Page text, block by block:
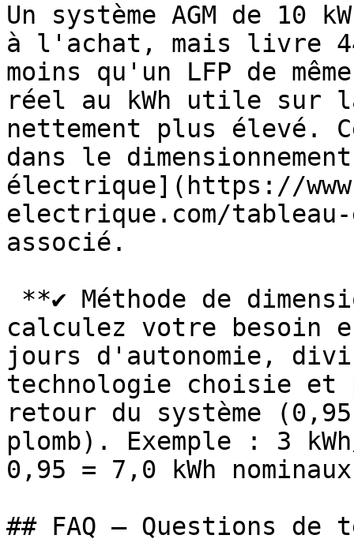
Un système AGM de 10
à l'achat, mais livre
moins qu'un LFP de
réel au kWh utile sur
nettement plus élevé.
dans le
électrique](https://
electrique.com/
associé.
calculez votre besoin
jours d'autonomie,
technologie choisie
retour du système
plomb). Exemple : 3
0,95 = 7,0 kWh
## FAQ — Questions de